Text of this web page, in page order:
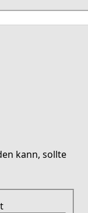
kann, sollte